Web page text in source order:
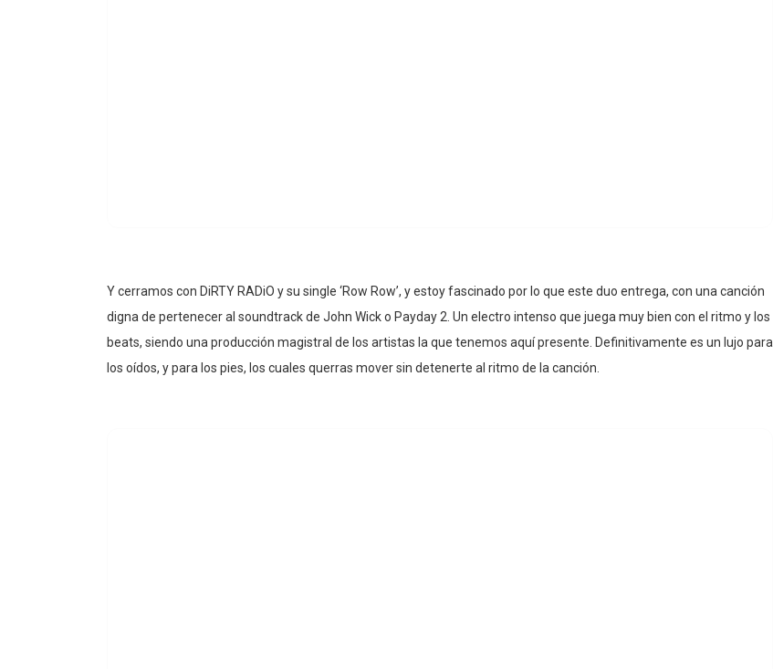
Y cerramos con DiRTY RADiO y su single ‘Row Row’, y estoy fascinado por lo que este duo entrega, con una canción
digna de pertenecer al soundtrack de John Wick o Payday 2. Un electro intenso que juega muy bien con el ritmo y los
beats, siendo una producción magistral de los artistas la que tenemos aquí presente. Definitivamente es un lujo para
los oídos, y para los pies, los cuales querras mover sin detenerte al ritmo de la canción.